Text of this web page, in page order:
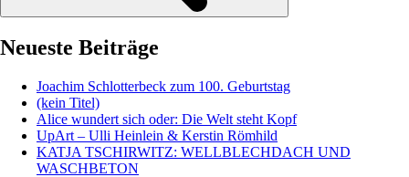
Neueste Beiträge
Joachim Schlotterbeck zum 100. Geburtstag
(kein Titel)
Alice wundert sich oder: Die Welt steht Kopf
UpArt – Ulli Heinlein & Kerstin Römhild
KATJA TSCHIRWITZ: WELLBLECHDACH UND
WASCHBETON